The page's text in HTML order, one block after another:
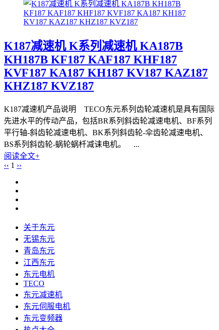
K187减速机 K系列减速机 KA187B
KH187B KF187 KAF187 KHF187
KVF187 KA187 KH187 KV187 KAZ187
KHZ187 KVZ187
K187减速机产品说明 TECO东元系列齿轮减速机是具有国际
先进水平的传动产品，包括BR系列斜齿轮减速电机、BF系列
平行轴-斜齿轮减速电机、BK系列斜齿轮-伞齿轮减速电机、
BS系列斜齿轮-蜗轮蜗杄减诔电机。 ...
阅读全文+
‹‹ 1 ››
关于东元
无锡东元
青岛东元
江西东元
东元电机
TECO
东元减速机
东元伺服电机
东元变频器